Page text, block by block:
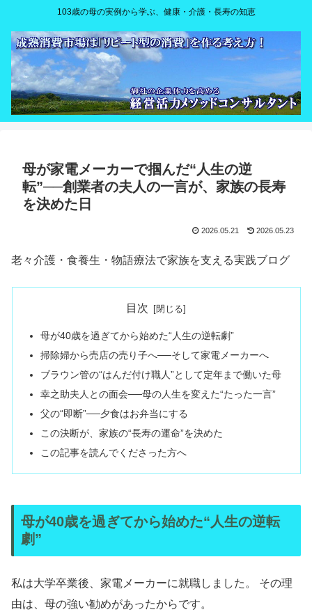
103歳の母の実例から学ぶ、健康・介護・長寿の知恵
母が家電メーカーで掴んだ“人生の逆
転”──創業者の夫人の一言が、家族の長寿
を決めた日
2026.05.21 2026.05.23
老々介護・食養生・物語療法で家族を支える実践ブログ
目次
母が40歳を過ぎてから始めた“人生の逆転劇”
掃除婦から売店の売り子へ──そして家電メーカーへ
ブラウン管の“はんだ付け職人”として定年まで働いた母
幸之助夫人との面会──母の人生を変えた“たった一言”
父の“即断”──夕食はお弁当にする
この決断が、家族の“長寿の運命”を決めた
この記事を読んでくださった方へ
母が40歳を過ぎてから始めた“人生の逆転
劇”
私は大学卒業後、家電メーカーに就職しました。 その理
由は、母の強い勧めがあったからです。